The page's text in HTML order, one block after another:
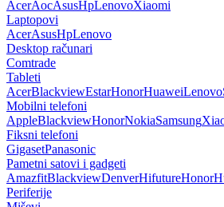
AcerAocAsusHpLenovoXiaomi
Laptopovi
AcerAsusHpLenovo
Desktop računari
Comtrade
Tableti
AcerBlackviewEstarHonorHuaweiLenovo
Mobilni telefoni
AppleBlackviewHonorNokiaSamsung
Fiksni telefoni
GigasetPanasonic
Pametni satovi i gadgeti
AmazfitBlackviewDenverHifutureHonor
Periferije